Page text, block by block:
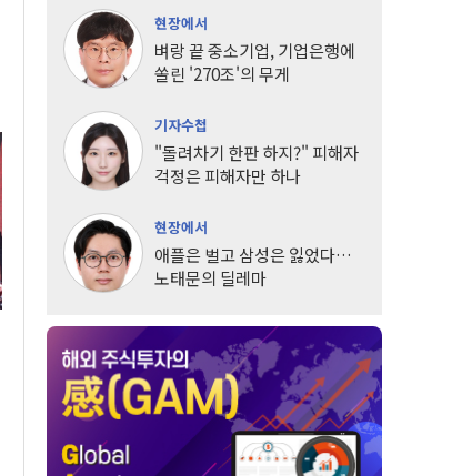
현장에서
벼랑 끝 중소기업, 기업은행에
쏠린 '270조'의 무게
기자수첩
"돌려차기 한판 하지?" 피해자
걱정은 피해자만 하나
현장에서
애플은 벌고 삼성은 잃었다…
노태문의 딜레마